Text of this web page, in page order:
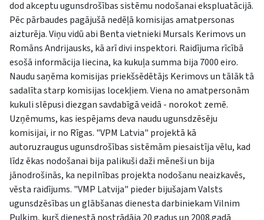
dod akceptu ugunsdrošības sistēmu nodošanai ekspluatācijā.
Pēc pārbaudes pagājušā nedēļā komisijas amatpersonas
aizturēja. Viņu vidū abi Benta vietnieki Mursals Kerimovs un
Romāns Andrijausks, kā arī divi inspektori. Raidījuma rīcībā
esošā informācija liecina, ka kukuļa summa bija 7000 eiro.
Naudu saņēma komisijas priekšsēdētājs Kerimovs un tālāk tā
sadalīta starp komisijas locekļiem. Viena no amatpersonām
kukuli slēpusi diezgan savdabīgā veidā - norokot zemē.
Uzņēmums, kas iespējams deva naudu ugunsdzēsēju
komisijai, ir no Rīgas. "VPM Latvia" projektā kā
autoruzraugus ugunsdrošības sistēmām piesaistīja vēlu, kad
līdz ēkas nodošanai bija palikuši daži mēneši un bija
jānodrošinās, ka nepilnības projekta nodošanu neaizkavēs,
vēsta raidījums. "VMP Latvija" pieder bijušajam Valsts
ugunsdzēsības un glābšanas dienesta darbiniekam Vilnim